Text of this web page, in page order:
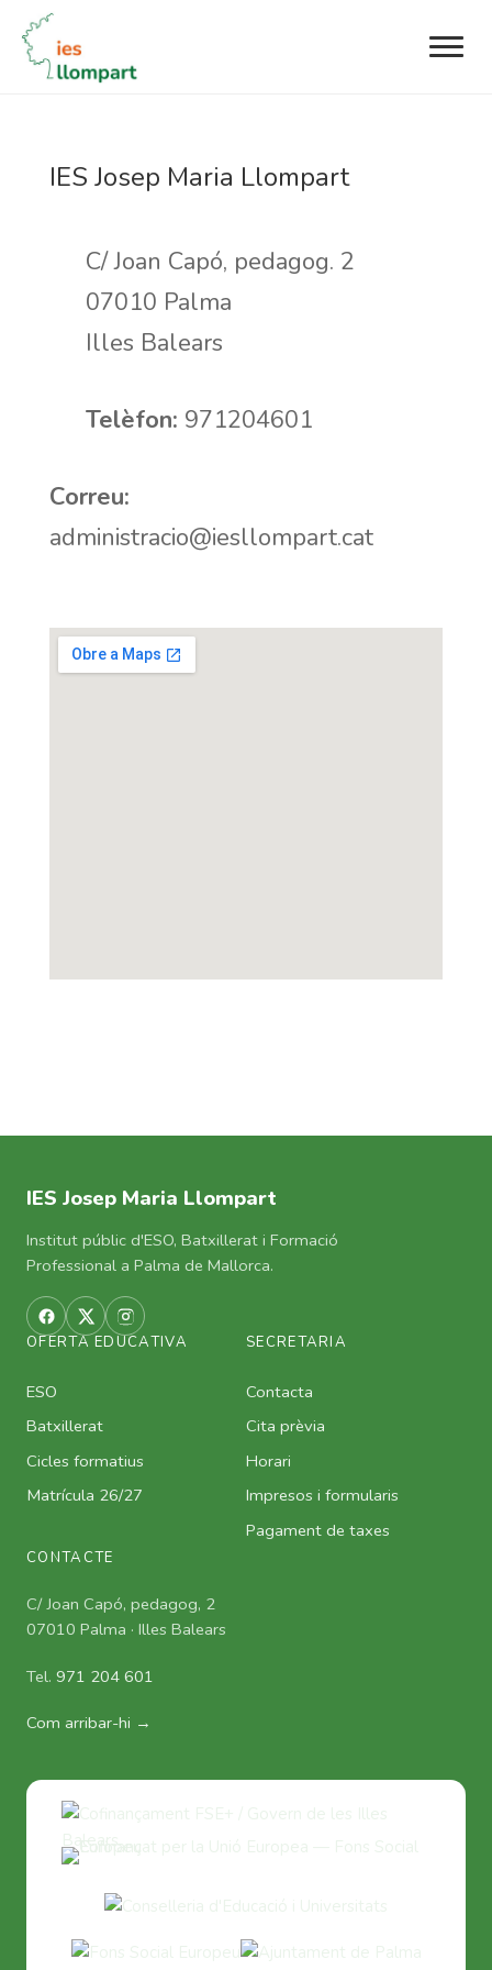
IES Josep Maria Llompart
C/ Joan Capó, pedagog. 2
07010 Palma
Illes Balears
Telèfon: 971204601
Correu:
administracio@iesllompart.cat
IES Josep Maria Llompart
Institut públic d'ESO, Batxillerat i Formació
Professional a Palma de Mallorca.
OFERTA EDUCATIVA
ESO
Batxillerat
Cicles formatius
Matrícula 26/27
SECRETARIA
Contacta
Cita prèvia
Horari
Impresos i formularis
Pagament de taxes
CONTACTE
C/ Joan Capó, pedagog, 2
07010 Palma · Illes Balears
Tel. 971 204 601
Com arribar-hi →